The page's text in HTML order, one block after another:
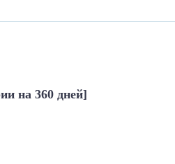
на 360 дней]